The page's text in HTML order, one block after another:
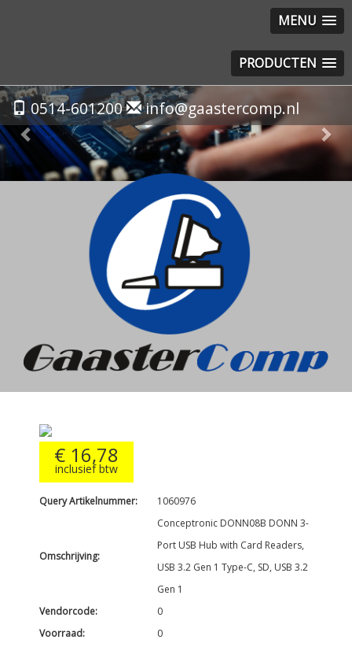
MENU
PRODUCTEN
0514-601200 info@gaastercomp.nl
Previous
€ 16,78
inclusief btw
Query Artikelnummer: 1060976
Omschrijving:
Conceptronic DONN08B DONN 3-
Port USB Hub with Card Readers,
USB 3.2 Gen 1 Type-C, SD, USB 3.2
Gen 1
Vendorcode:
0
Voorraad:
0